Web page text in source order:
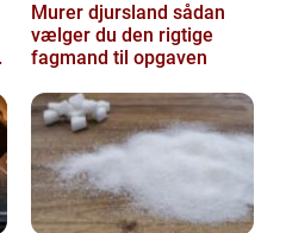
Murer djursland sådan
vælger du den rigtige
fagmand til opgaven